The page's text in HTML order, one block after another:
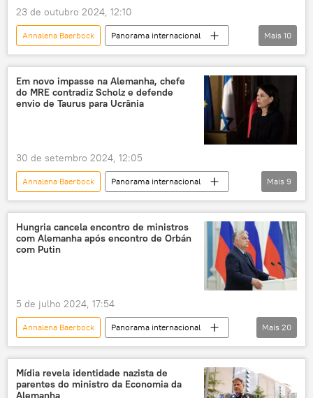
23 de outubro 2024, 12:10
Annalena Baerbock
Panorama internacional
Europa
Rússia
Olaf Scholz
Alemanha
Ucrânia
Federação da Rússia
Mais 10
Em novo impasse na Alemanha, chefe
do MRE contradiz Scholz e defende
envio de Taurus para Ucrânia
30 de setembro 2024, 12:05
Annalena Baerbock
Panorama internacional
Olaf Scholz
Europa
Ucrânia
Berlim
Alemanha
Boris Pistorius
Defesa Rússia
Mais 9
Hungria cancela encontro de ministros
com Alemanha após encontro de Orbán
com Putin
5 de julho 2024, 17:54
Annalena Baerbock
Panorama internacional
Rússia
Europa
Viktor Orbán
Vladimir Putin
Hungria
Budapeste
Ucrânia
Mais 20
Mídia revela identidade nazista de
parentes do ministro da Economia da
Alemanha